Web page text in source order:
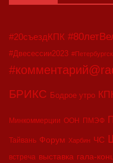
#20съездКПК
#Двесессии2023
БРИКС Бодрое утро
Минкоммерции ООН ПМЭФ
Тайвань Форум Харбин ЧС
встреча выставка гала-